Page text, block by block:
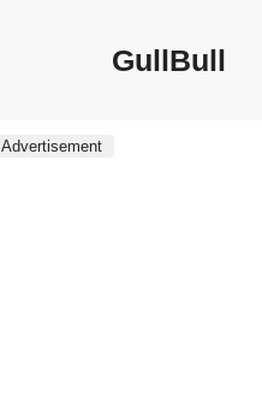
المحتوىGullBull
Advertisement